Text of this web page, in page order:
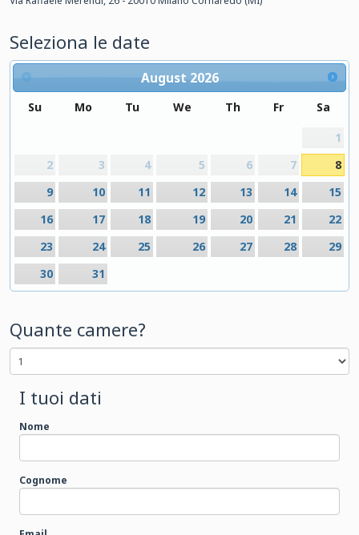
Seleziona le date
August 2026
Su Mo Tu We Th Fr
Sa
1
2
3 4 5 6 7
8
9
10 11 12 13 14
15
16
17 18 19 20 21
22
23
24 25 26 27 28
29
30
31
Quante camere?
I tuoi dati
Nome
Cognome